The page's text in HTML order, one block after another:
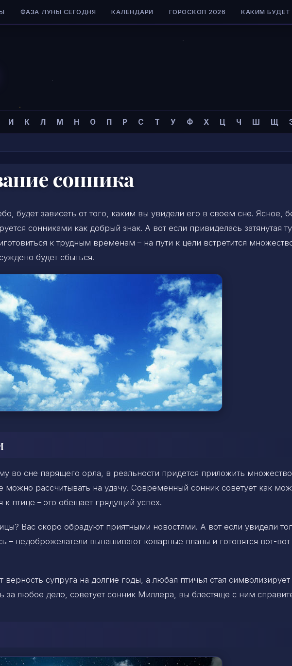
ФАЗА ЛУНЫ СЕГОДНЯ КАЛЕНДАРИ ГОРОСКОП 2026 КАКИМ БУДЕТ
И К Л М Н О П Р С Т У Ф Х Ц Ч Ш Щ
сонника
будет зависеть от того, каким вы увидели его в своем сне. Ясное,
сонниками как добрый знак. А вот если привиделась затянутая
к трудным временам – на пути к цели встретится
будет сбыться.
во сне парящего орла, в реальности придется приложить множество
можно рассчитывать на удачу. Современный сонник советует как
птице – это обещает грядущий успех.
Вас скоро обрадуют приятными новостями. А вот если увидели
– недоброжелатели вынашивают коварные планы и готовятся вот-вот
верность супруга на долгие годы, а любая птичья стая символизирует
за любое дело, советует сонник Миллера, вы блестяще с ним